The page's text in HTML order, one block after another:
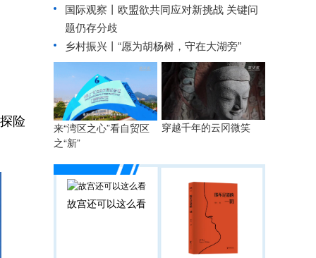
险
国际观察丨 欧盟欲共同应对新挑战 关键问
题仍存分歧
乡村振兴丨 “愿为胡杨树，守在大湖旁”
来“湾区之心”看自贸区
之“新”
穿越千年的云冈微笑
故宫还可以这么看